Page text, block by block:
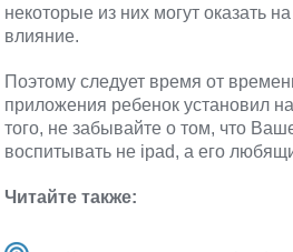
некоторые из них могут оказать
влияние.
Поэтому следует время от
приложения ребенок установил
того, не забывайте о том, что
воспитывать не ipad, а его
Читайте также: